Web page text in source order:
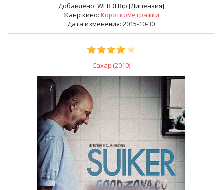
Добавлено: WEBDLRip [Лицензия]
Жанр кино: Короткометражки
Дата изменения: 2015-10-30
Сахар (2010)